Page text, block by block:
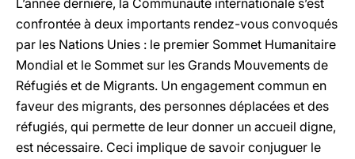
L’année dernière, la Communauté internationale s’est
confrontée à deux importants rendez-vous convoqués
par les Nations Unies : le premier Sommet Humanitaire
Mondial et le Sommet sur les Grands Mouvements de
Réfugiés et de Migrants. Un engagement commun en
faveur des migrants, des personnes déplacées et des
réfugiés, qui permette de leur donner un accueil digne,
est nécessaire. Ceci implique de savoir conjuguer le